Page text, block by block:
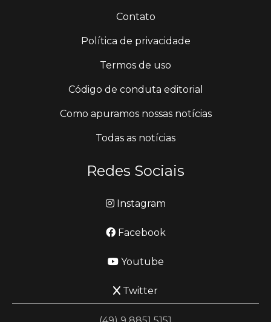
Contato
Política de privacidade
Termos de uso
Código de conduta editorial
Como apuramos nossas notícias
Todas as notícias
Redes Sociais
Instagram
Facebook
Youtube
Twitter